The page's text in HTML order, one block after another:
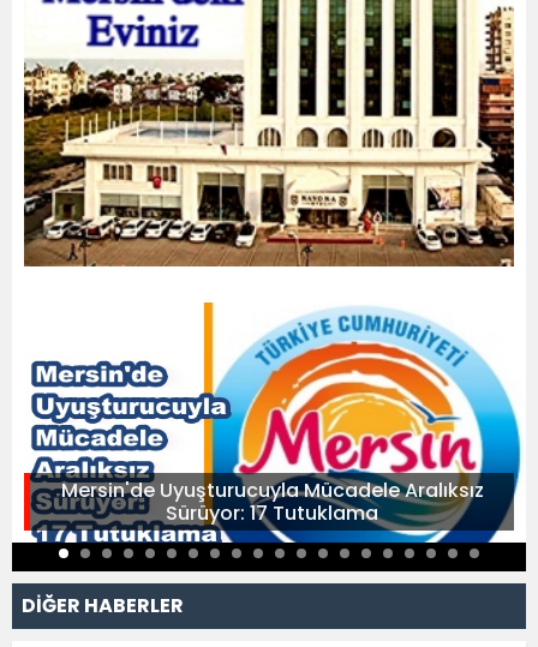
Mersin'de Uyuşturucuyla Mücadele Aralıksız
Sürüyor: 17 Tutuklama
DİĞER HABERLER